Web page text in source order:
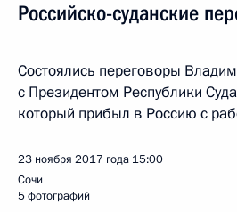
Российско-суданские
Состоялись переговоры
с Президентом Республики
который прибыл в Россию с
23 ноября 2017 года 15:00
Сочи
5 фотографий